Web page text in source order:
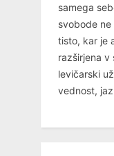
samega
svobode
tisto, kar je
razširjena v
levičarski
vednost,